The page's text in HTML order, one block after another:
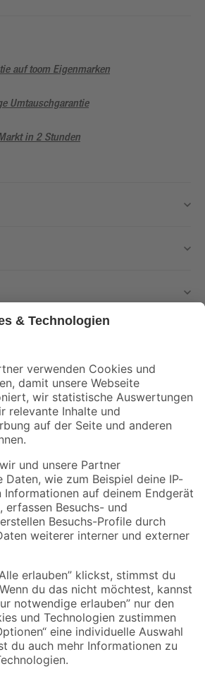
auf toom Eigenmarken
Umtauschgarantie
in 2 Stunden
Angebote und Aktionen mehr verpassen!
Versandarten